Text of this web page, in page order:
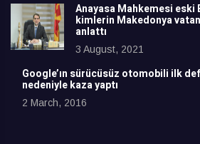
Anayasa Mahkemesi eski
kimlerin Makedonya
anlattı
3 August, 2021
Google’ın sürücüsüz otomobili ilk
nedeniyle kaza yaptı
2 March, 2016